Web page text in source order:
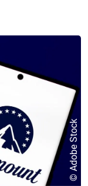
© Adobe Stock